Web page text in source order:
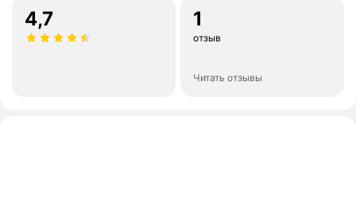
4,7 1
отзыв
Читать отзывы